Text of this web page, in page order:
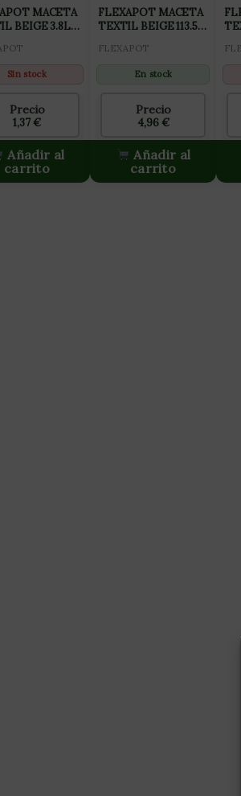
MACETA
BEIGE 3.8L
Sin stock
Precio
1,37€
Añadir al
carrito
FLEXAPOT MACETA
TEXTIL BEIGE 113.5L
FLEXAPOT
En stock
Precio
4,96€
Añadir al
carrito